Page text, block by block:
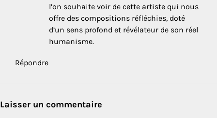
l’on souhaite voir de cette artiste qui nous
offre des compositions réfléchies, doté
d’un sens profond et révélateur de son réel
humanisme.
Répondre
Laisser un commentaire